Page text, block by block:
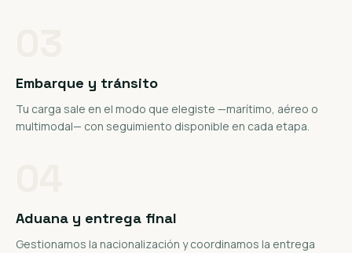
Embarque y tránsito
Tu carga sale en el modo que elegiste —marítimo, aéreo o
multimodal— con seguimiento disponible en cada etapa.
Aduana y entrega final
Gestionamos la nacionalización y coordinamos la entrega